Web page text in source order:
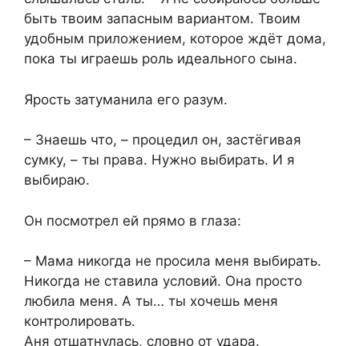
быть твоим запасным вариантом. Твоим
удобным приложением, которое ждёт дома,
пока ты играешь роль идеального сына.
Ярость затуманила его разум.
– Знаешь что, – процедил он, застёгивая
сумку, – ты права. Нужно выбирать. И я
выбираю.
Он посмотрел ей прямо в глаза:
– Мама никогда не просила меня выбирать.
Никогда не ставила условий. Она просто
любила меня. А ты… ты хочешь меня
контролировать.
Аня отшатнулась, словно от удара.